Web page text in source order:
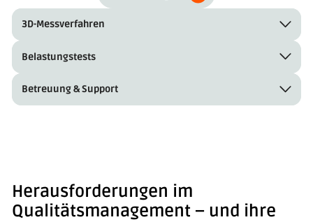
3D-Messverfahren
Belastungstests
Betreuung & Support
Herausforderungen im
Qualitätsmanagement – und ihre